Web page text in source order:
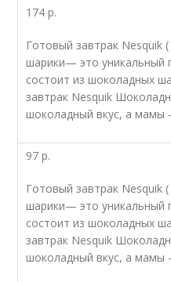
174 р.
Готовый завтрак Nesquik
шарики— это уникальный
состоит из шоколадных
завтрак Nesquik
шоколадный вкус, а мамы
97 р.
Готовый завтрак Nesquik
шарики— это уникальный
состоит из шоколадных
завтрак Nesquik
шоколадный вкус, а мамы